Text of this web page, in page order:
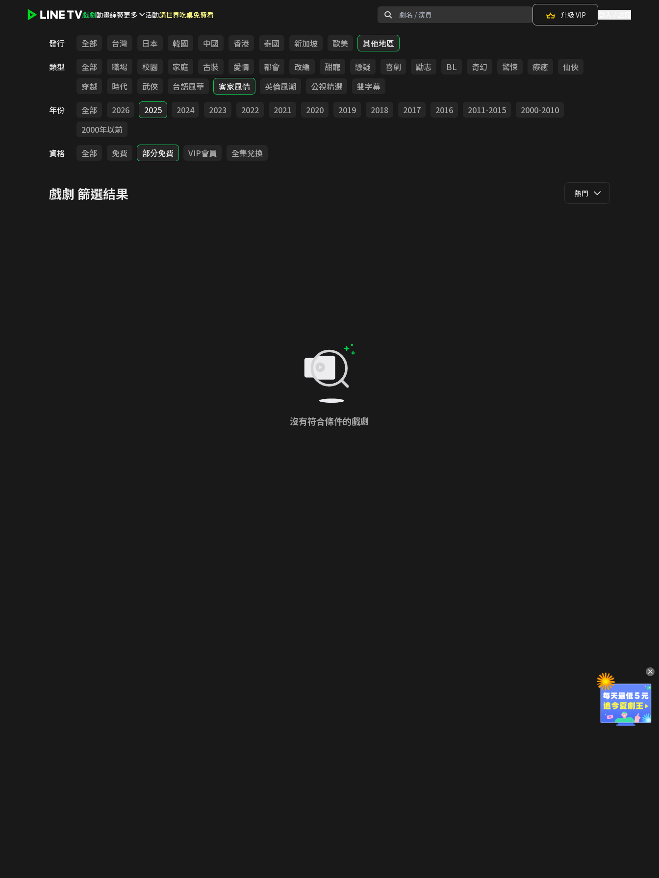
戲劇動畫綜藝更多 活動請世界吃桌免費看 升級 VIP
發行 全部 台灣 日本 韓國 中國 香港 泰國 新加坡 歐美
其他地區
類型
全部 職場 校園 家庭 古裝 愛情 都會 改編 甜寵 懸疑 喜劇 勵志 BL 奇幻 驚悚 療癒
仙俠
穿越
時代 武俠 台語風華 客家風情 英倫風潮 公視精選
雙字幕
年份
全部 2026 2025 2024 2023 2022 2021 2020 2019 2018 2017 2016 2011-2015
2000-2010
2000年以前
資格
全部 免費 部分免費 VIP會員 全集兌換
戲劇 篩選結果 熱門
沒有符合條件的戲劇